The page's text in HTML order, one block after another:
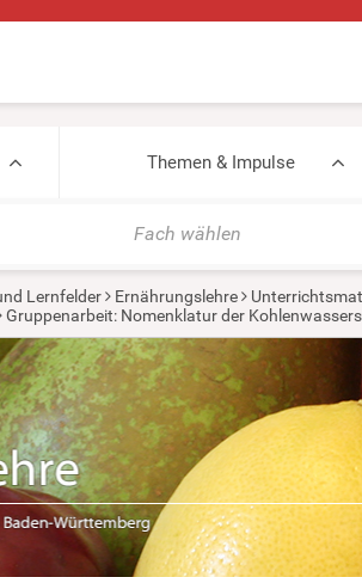
Themen & Impulse
Fach wählen
Lernfelder Ernährungslehre
Gruppenarbeit: Nomenklatur der